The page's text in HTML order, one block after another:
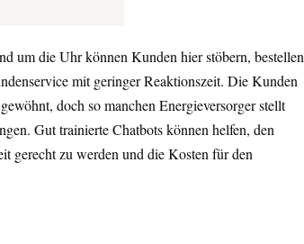
um die Uhr können Kunden hier stöbern, bestellen
mit geringer Reaktionszeit. Die Kunden
doch so manchen Energieversorger stellt
Gut trainierte Chatbots können helfen, den
gerecht zu werden und die Kosten für den